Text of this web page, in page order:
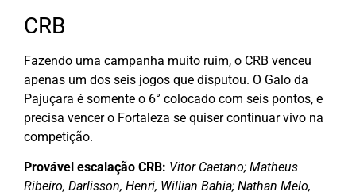
CRB
Fazendo uma campanha muito ruim, o CRB venceu
apenas um dos seis jogos que disputou. O Galo da
Pajuçara é somente o 6° colocado com seis pontos, e
precisa vencer o Fortaleza se quiser continuar vivo na
competição.
Provável escalação CRB: Vitor Caetano; Matheus
Ribeiro, Darlisson, Henri, Willian Bahia; Nathan Melo,